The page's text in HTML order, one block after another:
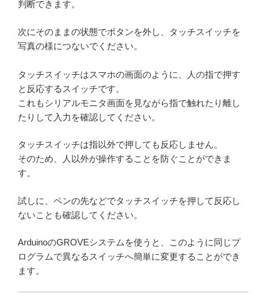
判断できます。
次にそのままの状態でボタンを外し、タッチスイッチを
写真の様につないでください。
タッチスイッチはスマホの画面のように、人の指で押す
と反応するスイッチです。
これもシリアルモニタ画面を見ながら指で触れたり離し
たりして入力を確認してください。
タッチスイッチは指以外で押しても反応しません。
そのため、人以外が操作することを防ぐことができま
す。
試しに、ペンの先などでタッチスイッチを押して反応し
ないことも確認してください。
ArduinoのGROVEシステムを使うと、このように同じプ
ログラムで異なるスイッチへ簡単に変更することができ
ます。